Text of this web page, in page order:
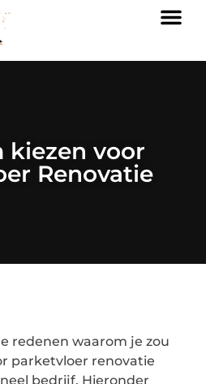
kiezen voor
Renovatie
redenen waarom je zou
parketvloer renovatie
bedrijf. Hieronder